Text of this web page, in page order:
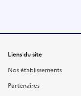
Liens du site
Nos établissements
Partenaires